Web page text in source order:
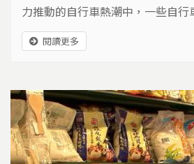
力推動的自行車熱潮中，一些自
顯現，讓看似歡樂、便捷的鐵馬行
閱讀更多